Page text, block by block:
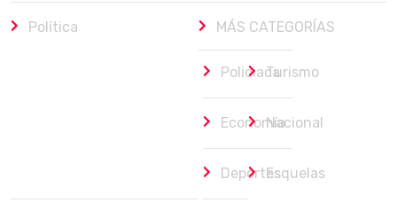
Política MÁS CATEGORÍAS
PoliciacaTurismo
EconomíaNacional
DeportesEsquelas